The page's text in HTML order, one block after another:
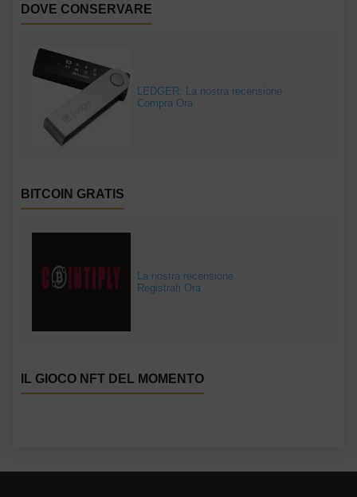
DOVE CONSERVARE
LEDGER: La nostra recensione
Compra Ora
BITCOIN GRATIS
La nostra recensione
Registrati Ora
IL GIOCO NFT DEL MOMENTO